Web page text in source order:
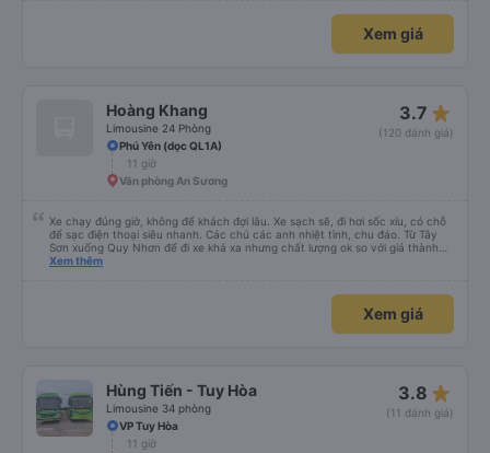
Xem giá
Hoàng Khang
Limousine 24 Phòng
3.7 star_rate
(120 đánh giá)
Phú Yên (dọc QL1A)
11 giờ
Văn phòng An Sương
Xe chạy đúng giờ, không để khách đợi lâu. Xe sạch sẽ, đi hơi sốc xíu, có chỗ
để sạc điện thoại siêu nhanh. Các chú các anh nhiệt tình, chu đáo. Từ Tây
Sơn xuống Quy Nhơn để đi xe khá xa nhưng chất lượng ok so với giá thành
chung.
Xem thêm
Xem giá
Hùng Tiến - Tuy Hòa
Limousine 34 phòng
3.8 star_rate
(11 đánh giá)
VP Tuy Hòa
11 giờ